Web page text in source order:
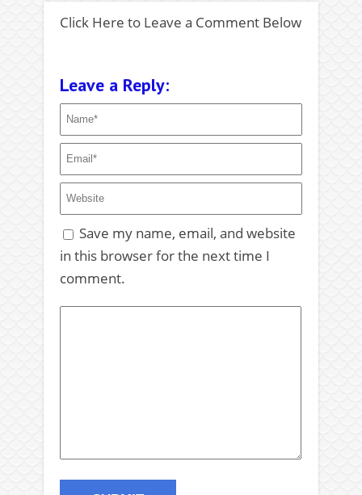
Click Here to Leave a Comment Below
Leave a Reply:
Save my name, email, and website
in this browser for the next time I
comment.